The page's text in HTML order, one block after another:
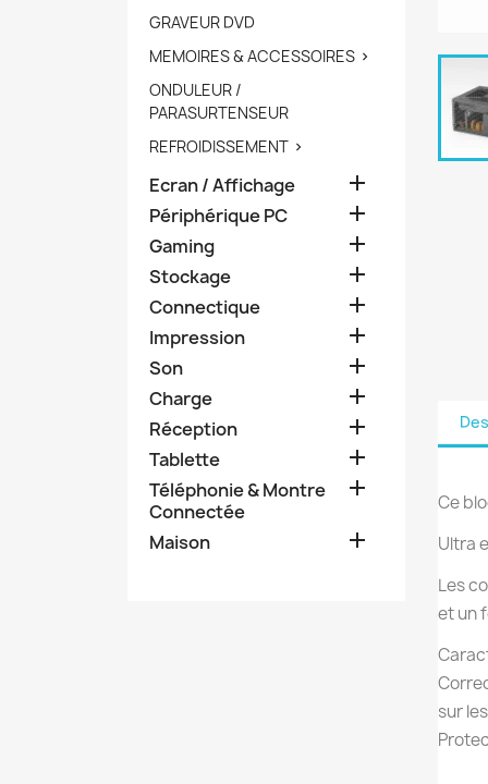
GRAVEUR DVD
MEMOIRES & ACCESSOIRES 
ONDULEUR /
PARASURTENSEUR
REFROIDISSEMENT 
Ecran / Affichage 
Périphérique PC 
Gaming 
Stockage 
Connectique 
Impression 
Son 
Charge 
Réception 
Tablette 
Téléphonie & Montre
Connectée

Maison 
Ce
Ultra
Les
et un
sur